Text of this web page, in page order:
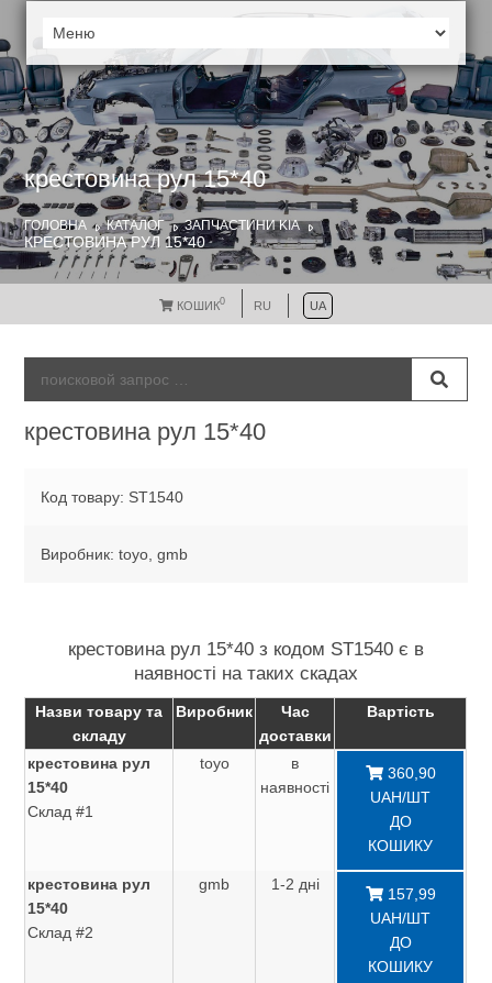
крестовина рул 15*40
ГОЛОВНА КАТАЛОГ ЗАПЧАСТИНИ KIA
КРЕСТОВИНА РУЛ 15*40
КОШИК0 RU UA
крестовина рул 15*40
Код товару: ST1540
Виробник: toyo, gmb
крестовина рул 15*40 з кодом ST1540 є в
наявності на таких скадах
Назви товару та
складу
Виробник
Час
доставки
Вартість
крестовина рул
15*40
Склад #1
toyo
в
наявності
360,90
UAH/ШТ
ДО
КОШИКУ
крестовина рул
15*40
Склад #2
gmb 1-2 дні
157,99
UAH/ШТ
ДО
КОШИКУ